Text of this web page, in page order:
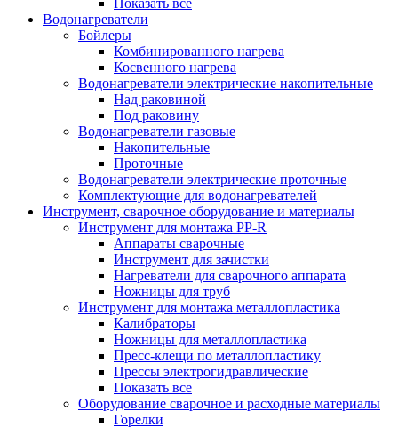
Показать все
Водонагреватели
Бойлеры
Комбинированного нагрева
Косвенного нагрева
Водонагреватели электрические накопительные
Над раковиной
Под раковину
Водонагреватели газовые
Накопительные
Проточные
Водонагреватели электрические проточные
Комплектующие для водонагревателей
Инструмент, сварочное оборудование и материалы
Инструмент для монтажа PP-R
Аппараты сварочные
Инструмент для зачистки
Нагреватели для сварочного аппарата
Ножницы для труб
Инструмент для монтажа металлопластика
Калибраторы
Ножницы для металлопластика
Пресс-клещи по металлопластику
Прессы электрогидравлические
Показать все
Оборудование сварочное и расходные материалы
Горелки